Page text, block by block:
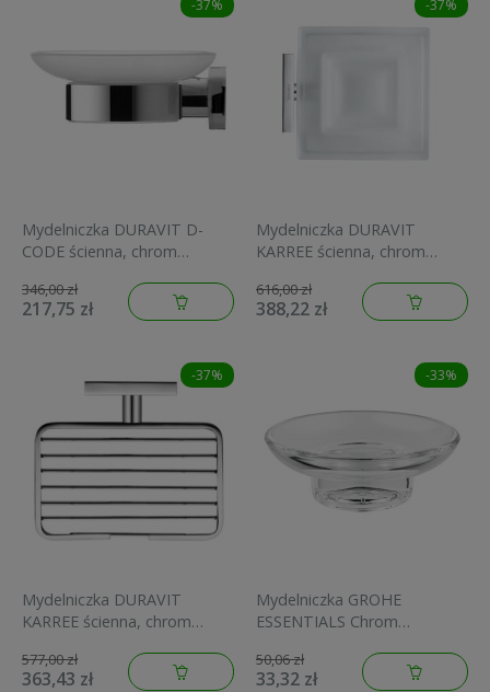
-37%
Mydelniczka DURAVIT D-
CODE ścienna, chrom
346,00 zł
217,75 zł
-37%
Mydelniczka DURAVIT
KARREE ścienna, chrom
616,00 zł
388,22 zł
-37%
Mydelniczka DURAVIT
KARREE ścienna, chrom
577,00 zł
363,43 zł
-33%
Mydelniczka GROHE
ESSENTIALS Chrom
50,06 zł
33,32 zł